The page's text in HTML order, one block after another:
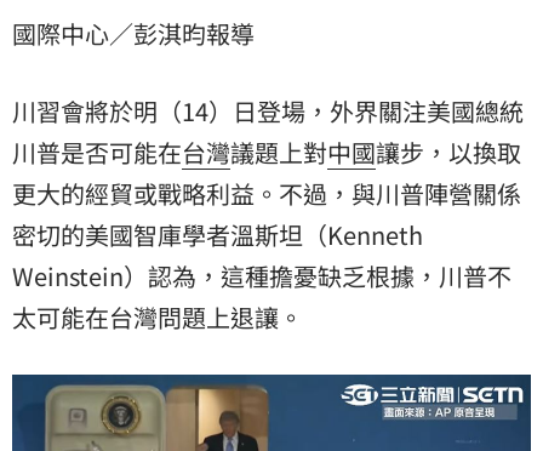
國際中心／彭淇昀報導
川習會將於明（14）日登場，外界關注美國總統
川普是否可能在台灣議題上對中國讓步，以換取
更大的經貿或戰略利益。不過，與川普陣營關係
密切的美國智庫學者溫斯坦（Kenneth
Weinstein）認為，這種擔憂缺乏根據，川普不
太可能在台灣問題上退讓。